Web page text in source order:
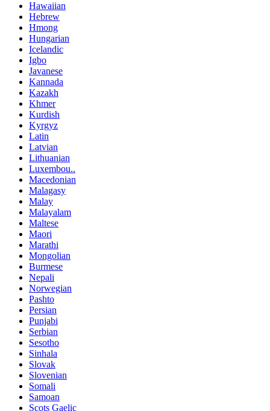
Hawaiian
Hebrew
Hmong
Hungarian
Icelandic
Igbo
Javanese
Kannada
Kazakh
Khmer
Kurdish
Kyrgyz
Latin
Latvian
Lithuanian
Luxembou..
Macedonian
Malagasy
Malay
Malayalam
Maltese
Maori
Marathi
Mongolian
Burmese
Nepali
Norwegian
Pashto
Persian
Punjabi
Serbian
Sesotho
Sinhala
Slovak
Slovenian
Somali
Samoan
Scots Gaelic